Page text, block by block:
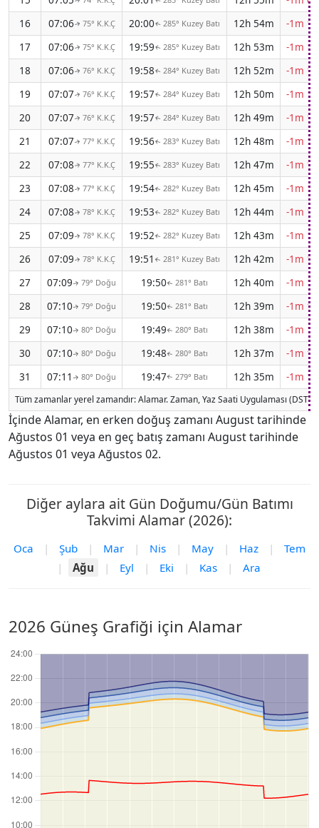
16
07:06↑ 75° K.K.Ç 20:00↑ 285° Kuzey Batı 12h 54m
-1m
17
07:06↑ 75° K.K.Ç 19:59↑ 285° Kuzey Batı 12h 53m
-1m
18
07:06↑ 76° K.K.Ç 19:58↑ 284° Kuzey Batı 12h 52m
-1m
19
07:07↑ 76° K.K.Ç 19:57↑ 284° Kuzey Batı 12h 50m
-1m
20
07:07↑ 76° K.K.Ç 19:57↑ 284° Kuzey Batı 12h 49m
-1m
21
07:07↑ 77° K.K.Ç 19:56↑ 283° Kuzey Batı 12h 48m
-1m
22
07:08↑ 77° K.K.Ç 19:55↑ 283° Kuzey Batı 12h 47m
-1m
23
07:08↑ 77° K.K.Ç 19:54↑ 282° Kuzey Batı 12h 45m
-1m
24
07:08↑ 78° K.K.Ç 19:53↑ 282° Kuzey Batı 12h 44m
-1m
25
07:09↑ 78° K.K.Ç 19:52↑ 282° Kuzey Batı 12h 43m
-1m
26
07:09↑ 78° K.K.Ç 19:51 ↑ 281° Kuzey Batı 12h 42m
-1m
27
07:09↑ 79° Doğu 19:50↑ 281° Batı 12h 40m
-1m
28
07:10↑ 79° Doğu 19:50↑ 281° Batı 12h 39m
-1m
29
07:10↑ 80° Doğu 19:49↑ 280° Batı 12h 38m
-1m
30
07:10↑ 80° Doğu 19:48↑ 280° Batı 12h 37m
-1m
31
07:11 ↑ 80° Doğu 19:47↑ 279° Batı 12h 35m -1m
Tüm zamanlar yerel zamandır: Alamar. Zaman, Yaz Saati Uygulaması
İçinde Alamar, en erken doğuş zamanı August tarihinde
Ağustos 01 veya en geç batış zamanı August tarihinde
Ağustos 01 veya Ağustos 02.
Diğer aylara ait Gün Doğumu/Gün Batımı
Takvimi Alamar (2026):
Oca | Şub | Mar | Nis | May | Haz |
Tem
|
Ağu | Eyl | Eki | Kas | Ara
2026 Güneş Grafiği için Alamar